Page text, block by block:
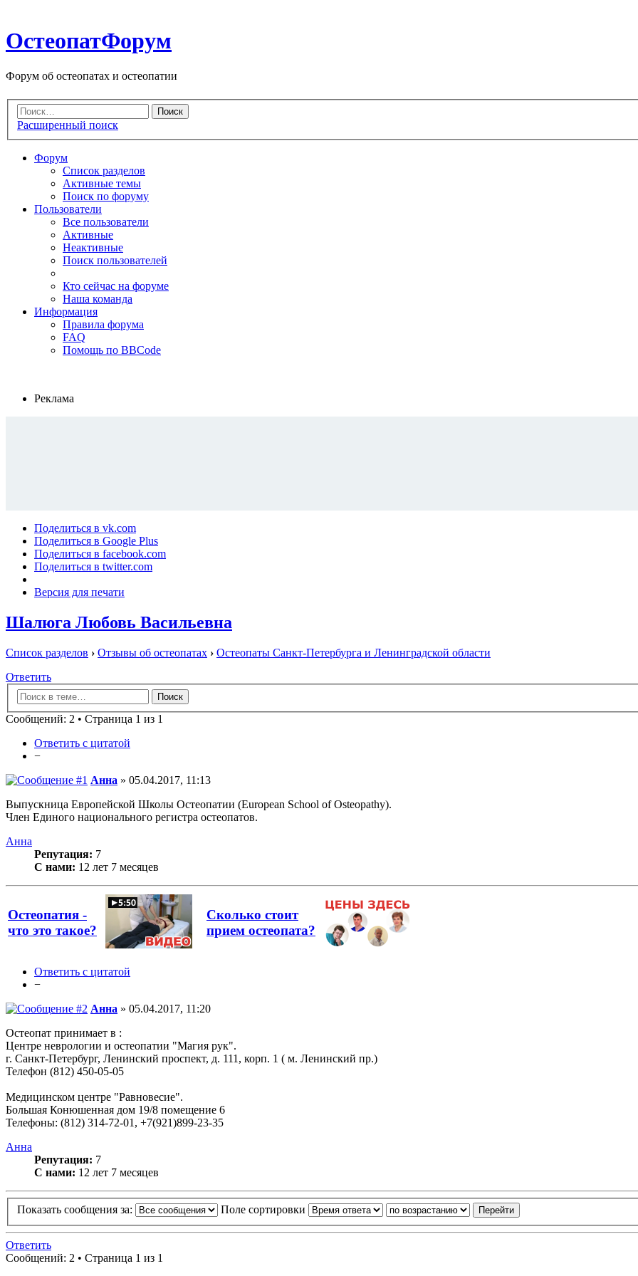
ОстеопатФорум
Форум об остеопатах и остеопатии
Расширенный поиск
Форум
Список разделов
Активные темы
Поиск по форуму
Пользователи
Все пользователи
Активные
Неактивные
Поиск пользователей
Кто сейчас на форуме
Наша команда
Информация
Правила форума
FAQ
Помощь по BBCode
Реклама
Поделиться в vk.com
Поделиться в Google Plus
Поделиться в facebook.com
Поделиться в twitter.com
Версия для печати
Шалюга Любовь Васильевна
Список разделов › Отзывы об остеопатах › Остеопаты Санкт-Петербурга и Ленинградской области
Ответить
Сообщений: 2 • Страница 1 из 1
Ответить с цитатой
−
Анна » 05.04.2017, 11:13
Выпускница Европейской Школы Остеопатии (European School of Osteopathy).
Член Единого национального регистра остеопатов.
Анна
Репутация: 7
С нами: 12 лет 7 месяцев
Остеопатия -
что это такое?
Сколько стоит
прием остеопата?
Ответить с цитатой
−
Анна » 05.04.2017, 11:20
Остеопат принимает в :
Центре неврологии и остеопатии "Магия рук".
г. Санкт-Петербург, Ленинский проспект, д. 111, корп. 1 ( м. Ленинский пр.)
Телефон (812) 450-05-05
Медицинском центре "Равновесие".
Большая Конюшенная дом 19/8 помещение 6
Телефоны: (812) 314-72-01, +7(921)899-23-35
Анна
Репутация: 7
С нами: 12 лет 7 месяцев
Показать сообщения за: Поле сортировки
Ответить
Сообщений: 2 • Страница 1 из 1